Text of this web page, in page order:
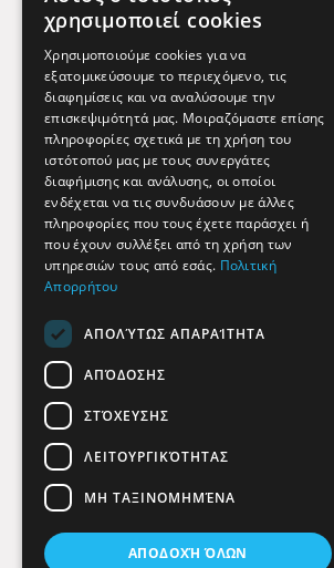
Χρήσιμα Τηλέφωνα
Εφημερεύοντα Φαρμακεία
Απόρρητο
Όροι Χρήσης
Πολιτική προστασίας
Findhere
Social Media
χρησιμοποιεί cookies
Χρησιμοποιούμε cookies για να
εξατομικεύσουμε το περιεχόμενο, τις
διαφημίσεις και να αναλύσουμε την
επισκεψιμότητά μας. Μοιραζόμαστε επίσης
πληροφορίες σχετικά με τη χρήση του
ιστότοπού μας με τους συνεργάτες
διαφήμισης και ανάλυσης, οι οποίοι
ενδέχεται να τις συνδυάσουν με άλλες
πληροφορίες που τους έχετε παράσχει ή
που έχουν συλλέξει από τη χρήση των
υπηρεσιών τους από εσάς. Πολιτική
Απορρήτου
ΑΠΟΛΎΤΩΣ ΑΠΑΡΑΊΤΗΤΑ
ΑΠΌΔΟΣΗΣ
ΣΤΌΧΕΥΣΗΣ
ΛΕΙΤΟΥΡΓΙΚΌΤΗΤΑΣ
ΜΗ ΤΑΞΙΝΟΜΗΜΈΝΑ
ΑΠΟΔΟΧΉ ΌΛΩΝ